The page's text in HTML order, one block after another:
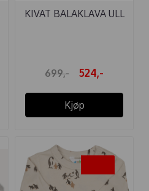
KIVAT BALAKLAVA ULL
699,- 524,-
Kjøp